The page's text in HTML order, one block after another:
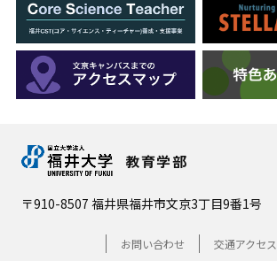
教育学部
〒910-8507 福井県福井市文京3丁目9番1号
お問い合わせ 交通アクセス